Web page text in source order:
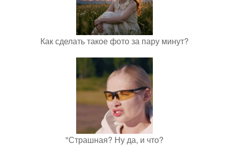
Как сделать такое фото за пару минут?
"Страшная? Ну да, и что?